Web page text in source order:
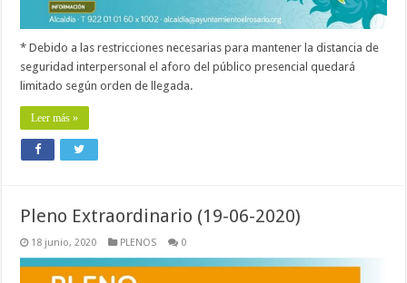
* Debido a las restricciones necesarias para mantener la distancia de
seguridad interpersonal el aforo del público presencial quedará
limitado según orden de llegada.
Leer más »
Pleno Extraordinario (19-06-2020)
18 junio, 2020 PLENOS 0